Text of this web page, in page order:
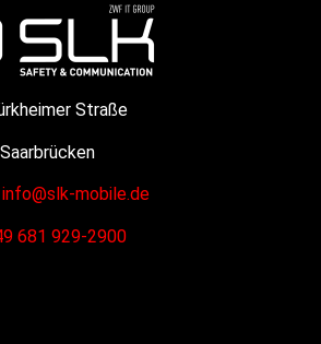
Straße
info@slk-mobile.de
681 929-2900